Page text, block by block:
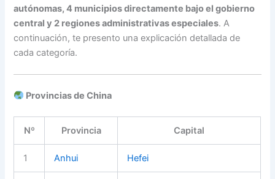
autónomas, 4 municipios directamente bajo el gobierno
central y 2 regiones administrativas especiales. A
continuación, te presento una explicación detallada de
cada categoría.
Provincias de China
Nº Provincia Capital
1 Anhui Hefei